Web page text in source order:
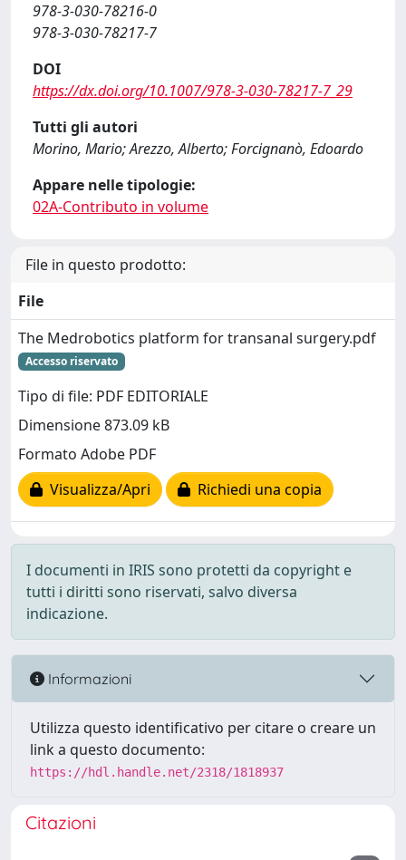
978-3-030-78216-0
978-3-030-78217-7
DOI
https://dx.doi.org/10.1007/978-3-030-78217-7_29
Tutti gli autori
Morino, Mario; Arezzo, Alberto; Forcignanò, Edoardo
Appare nelle tipologie:
02A-Contributo in volume
File in questo prodotto:
File
The Medrobotics platform for transanal surgery.pdf
Accesso riservato
Tipo di file: PDF EDITORIALE
Dimensione 873.09 kB
Formato Adobe PDF
Visualizza/Apri
Richiedi una copia
I documenti in IRIS sono protetti da copyright e
tutti i diritti sono riservati, salvo diversa
indicazione.
Informazioni
Utilizza questo identificativo per citare o creare un
link a questo documento:
https://hdl.handle.net/2318/1818937
Citazioni